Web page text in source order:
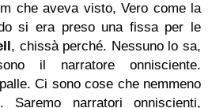
che aveva visto, Vero come la
si era preso una fissa per le
, chissà perché. Nessuno lo sa,
il narratore onnisciente.
Ci sono cose che nemmeno
Saremo narratori onniscienti,